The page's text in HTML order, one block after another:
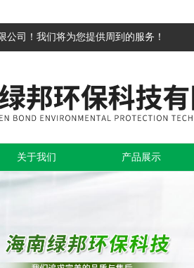
公司！我们将为您提供周到的服务！
关于我们 产品展示